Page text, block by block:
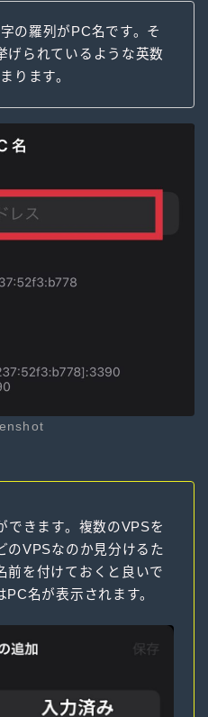
の羅列がPC名です。そ
げられているような英数
ります。
できます。複数のVPSを
のVPSなのか見分けるた
前を付けておくと良いで
名が表示されます。